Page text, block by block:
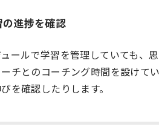
の進捗を確認
ールで学習を管理していても、
チとのコーチング時間を設けて
を確認したりします。